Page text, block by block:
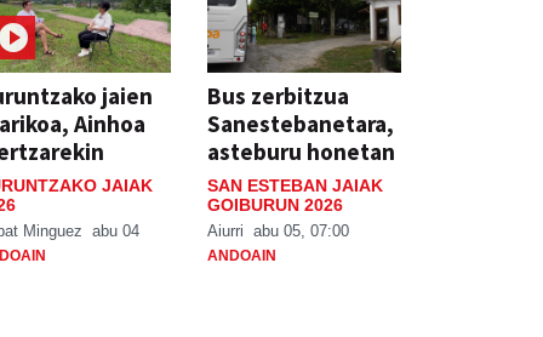
jaien
Ainhoa
JAIAK
Minguez abu 04
Bus zerbitzua
Sanestebanetara,
asteburu honetan
SAN ESTEBAN JAIAK
GOIBURUN 2026
Aiurri abu 05, 07:00
ANDOAIN